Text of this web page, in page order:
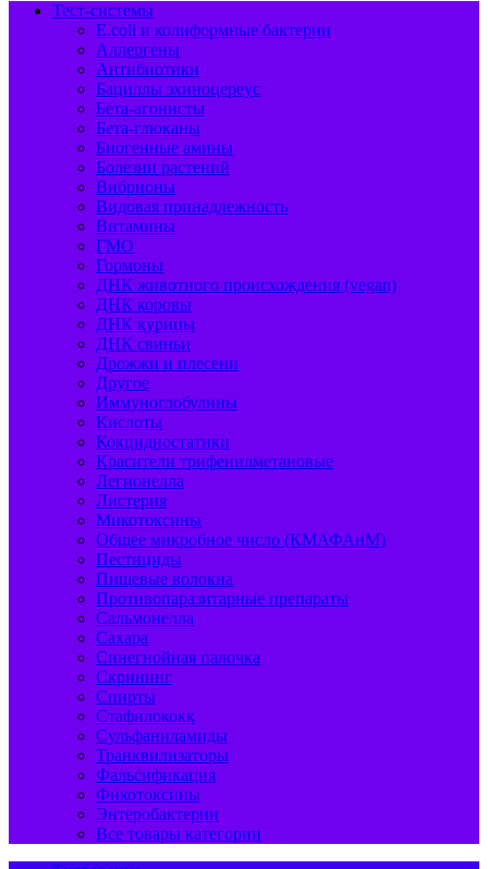
Тест-системы
E.coli и колиформные бактерии
Аллергены
Антибиотики
Бациллы эхиноцереус
Бета-агонисты
Бета-глюканы
Биогенные амины
Болезни растений
Вибрионы
Видовая принадлежность
Витамины
ГМО
Гормоны
ДНК животного происхождения (vegan)
ДНК коровы
ДНК курицы
ДНК свиньи
Дрожжи и плесени
Другое
Иммуноглобулины
Кислоты
Кокцидиостатики
Красители трифенилметановые
Легионелла
Листерия
Микотоксины
Общее микробное число (КМАФАнМ)
Пестициды
Пищевые волокна
Противопаразитарные препараты
Сальмонелла
Сахара
Синегнойная палочка
Скрининг
Спирты
Стафилококк
Сульфаниламиды
Транквилизаторы
Фальсификация
Фикотоксины
Энтеробактерии
Все товары категории